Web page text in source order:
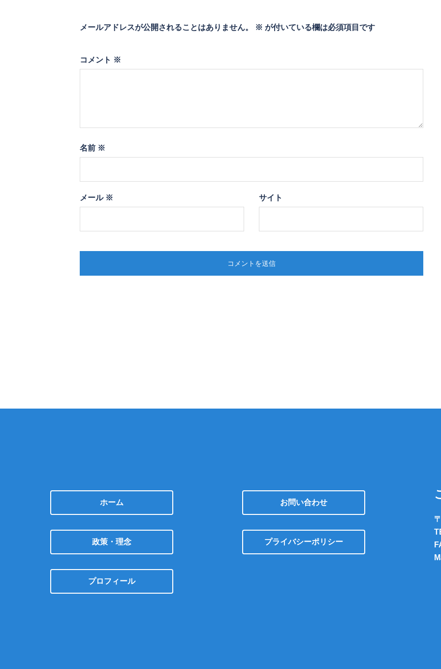
メールアドレスが公開されることはありません。 ※ が付いている欄は必須項目です
コメント ※
名前 ※
メール ※ サイト
ホーム
政策・理念
プロフィール
お問い合わせ
プライバシーポリシー